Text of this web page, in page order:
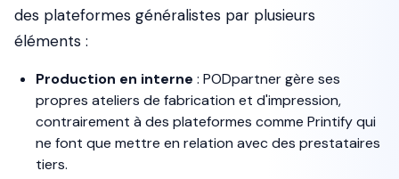
des plateformes généralistes par plusieurs
éléments :
Production en interne : PODpartner gère ses
propres ateliers de fabrication et d'impression,
contrairement à des plateformes comme Printify qui
ne font que mettre en relation avec des prestataires
tiers.